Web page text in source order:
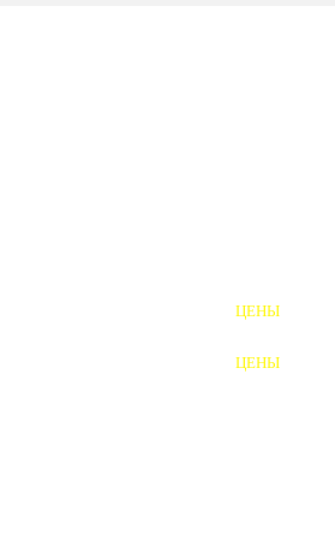
ЦЕНЫ
ЦЕНЫ
ШАЙБЫ ФУНДАМЕНТНЫЕ